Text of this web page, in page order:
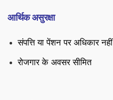
आर्थिक असुरक्षा
संपत्ति या पेंशन पर अधिकार नहीं
रोजगार के अवसर सीमित